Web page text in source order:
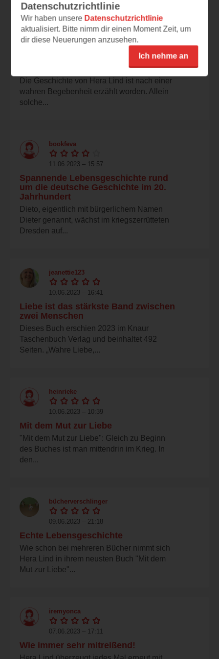
inspilirio
11.06.2023 – 20:49
Großes geschichtliches Potenzial,
das ernüchternd umgesetzt wurde
Die Geschichte von Hera Lind ist nach einer
wahren Begebenheit erzählt worden. Allein
solche...
bookfeva
11.06.2023 – 15:57
Spannende Lebensgeschichte rund
um die deutsche Geschichte im 20.
Jahrhundert
Dieto, eigentlich mit bürgerlichem Namen
Dieter genannt, wächst im kriegszerrütteten
Dresden auf...
jeanettie123
10.06.2023 – 16:41
Liebe ist das stärkste Band zwischen
zwei Menschen
Dieses Buch erschien 2023 im Knaur
Taschenbuch Verlag und beinhaltet 492
Seiten. „Wahre Liebe,...
heinrieke
10.06.2023 – 10:39
Mit dem Mut zur Liebe
"Mit dem Mut zur Liebe": Gleich zu Beginn
des Buches ist man mittendrin im Krieg. In
den...
bücherverschlinger
09.06.2023 – 21:18
Echte Lebensgeschichte
Wie schon bei mehreren Bücher nimmt sich
Hera Lind in ihrem neusten Buch "Mit dem
Mut zur Liebe"...
iremyonca
07.06.2023 – 17:11
Wie immer sehr mitreißend!
Datenschutzrichtlinie
Wir haben unsere Datenschutzrichtlinie
aktualisiert. Bitte nimm dir einen Moment Zeit, um
dir diese Neuerungen anzusehen.
Ich nehme an